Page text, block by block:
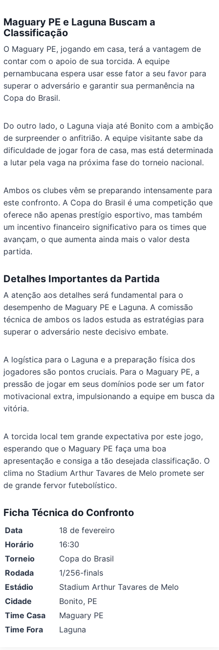
Maguary PE e Laguna Buscam a
Classificação
O Maguary PE, jogando em casa, terá a vantagem de
contar com o apoio de sua torcida. A equipe
pernambucana espera usar esse fator a seu favor para
superar o adversário e garantir sua permanência na
Copa do Brasil.
Do outro lado, o Laguna viaja até Bonito com a ambição
de surpreender o anfitrião. A equipe visitante sabe da
dificuldade de jogar fora de casa, mas está determinada
a lutar pela vaga na próxima fase do torneio nacional.
Ambos os clubes vêm se preparando intensamente para
este confronto. A Copa do Brasil é uma competição que
oferece não apenas prestígio esportivo, mas também
um incentivo financeiro significativo para os times que
avançam, o que aumenta ainda mais o valor desta
partida.
Detalhes Importantes da Partida
A atenção aos detalhes será fundamental para o
desempenho de Maguary PE e Laguna. A comissão
técnica de ambos os lados estuda as estratégias para
superar o adversário neste decisivo embate.
A logística para o Laguna e a preparação física dos
jogadores são pontos cruciais. Para o Maguary PE, a
pressão de jogar em seus domínios pode ser um fator
motivacional extra, impulsionando a equipe em busca da
vitória.
A torcida local tem grande expectativa por este jogo,
esperando que o Maguary PE faça uma boa
apresentação e consiga a tão desejada classificação. O
clima no Stadium Arthur Tavares de Melo promete ser
de grande fervor futebolístico.
Ficha Técnica do Confronto
Data
18 de fevereiro
Horário
16:30
Torneio
Copa do Brasil
Rodada
1/256-finals
Estádio
Stadium Arthur Tavares de Melo
Cidade
Bonito, PE
Time Casa
Maguary PE
Time Fora
Laguna